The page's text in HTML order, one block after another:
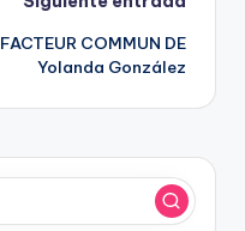
FACTEUR COMMUN DE
Yolanda González